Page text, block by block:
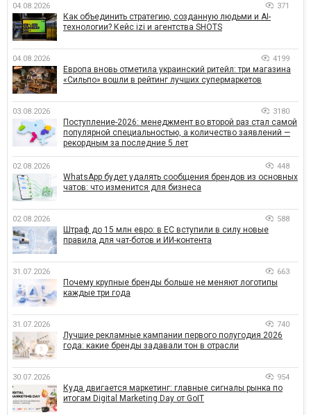
04.08.2026 371
Как объединить стратегию, созданную людьми и AI-
технологии? Кейс izi и агентства SHOTS
04.08.2026 4199
Европа вновь отметила украинский ритейл: три магазина
«Сильпо» вошли в рейтинг лучших супермаркетов
03.08.2026 3180
Поступление-2026: менеджмент во второй раз стал самой
популярной специальностью, а количество заявлений —
рекордным за последние 5 лет
02.08.2026 448
WhatsApp будет удалять сообщения брендов из основных
чатов: что изменится для бизнеса
02.08.2026 588
Штраф до 15 млн евро: в ЕС вступили в силу новые
правила для чат-ботов и ИИ-контента
31.07.2026 663
Почему крупные бренды больше не меняют логотипы
каждые три года
31.07.2026 740
Лучшие рекламные кампании первого полугодия 2026
года: какие бренды задавали тон в отрасли
30.07.2026 954
Куда двигается маркетинг: главные сигналы рынка по
итогам Digital Marketing Day от GoIT